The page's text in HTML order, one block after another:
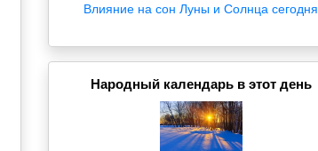
Влияние на сон Луны и Солнца сегодня
Народный календарь в этот день